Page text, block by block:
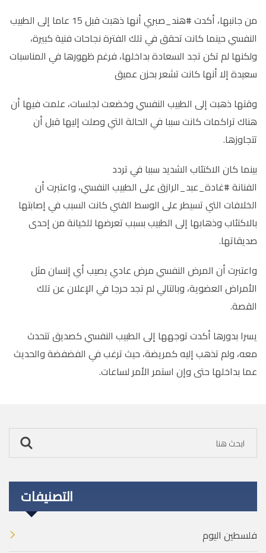
من جانبها، أكدت #هند_صبري أنها ذهبت قبل 15 عاما إلى الطبيب
النفسي حينما كانت تحقق في تلك الفترة نجاحات فنية كبيرة،
ولكنها لم تكن تجد السعادة بداخلها، فرغم ظهورها في المناسبات
سعيدة إلا أنها كانت تشعر بحزن عميق
وقتها ذهبت إلى الطبيب النفسي وخضعت لجلسات، علمت فيها أن
هناك تراكمات كانت سببا في الحالة التي وصلت إليها قبل أن
تتجاوزها.
بينما كان الاكتئاب الشديد سببا في تردد
الفنانة #غادة_عبد_الرازق على الطبيب النفسي، واعتبرت أن
الخلافات التي تسيطر على الوسط الفني كانت السبب في إصابتها
بالاكتئاب وذهابها إلى الطبيب بسبب تعرضها للخيانة من إحدى
صديقاتها.
واعتبرت أن المرض النفسي مرض عادي يصيب أي إنسان مثل
الأمراض العضوية، وبالتالي لم تجد حرجا في الإعلان عن تلك
القصة.
يسرا بدورها أكدت توجهها إلى الطبيب النفسي كصديق تتحدث
معه، ولم تذهب إليه كمريضة، حيث ترغب في الفضفضة والحديث
عما بداخلها حتى وإن استمر الأمر لساعات.
التصنيفات
فلسطين اليوم